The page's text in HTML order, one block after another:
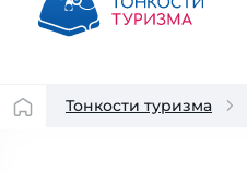
Тонкости туризма